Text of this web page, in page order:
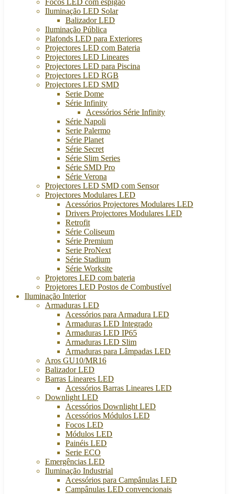
Focos LED com espigão
Iluminação LED Solar
Balizador LED
Iluminação Pública
Plafonds LED para Exteriores
Projectores LED com Bateria
Projectores LED Lineares
Projectores LED para Piscina
Projectores LED RGB
Projectores LED SMD
Serie Dome
Série Infinity
Acessórios Série Infinity
Série Napoli
Serie Palermo
Série Planet
Série Secret
Série Slim Series
Série SMD Pro
Série Verona
Projectores LED SMD com Sensor
Projectores Modulares LED
Acessórios Projectores Modulares LED
Drivers Projectores Modulares LED
Retrofit
Série Coliseum
Série Premium
Serie ProNext
Série Stadium
Série Worksite
Projetores LED com bateria
Projetores LED Postos de Combustível
Iluminação Interior
Armaduras LED
Acessórios para Armadura LED
Armaduras LED Integrado
Armaduras LED IP65
Armaduras LED Slim
Armaduras para Lâmpadas LED
Aros GU10/MR16
Balizador LED
Barras Lineares LED
Acessórios Barras Lineares LED
Downlight LED
Acessórios Downlight LED
Acessórios Módulos LED
Focos LED
Módulos LED
Painéis LED
Serie ECO
Emergências LED
Iluminação Industrial
Acessórios para Campânulas LED
Campânulas LED convencionais